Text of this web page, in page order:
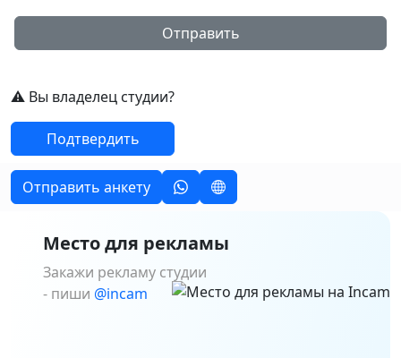
Отправить
⚠️ Вы владелец студии?
Подтвердить
Отправить анкету
Место для рекламы
Закажи рекламу студии
- пиши @incam